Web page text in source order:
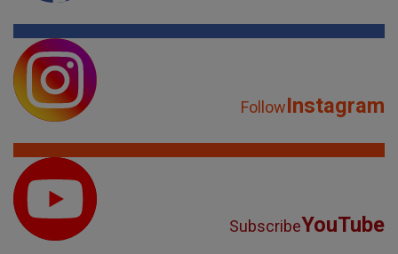
FollowInstagram
SubscribeYouTube